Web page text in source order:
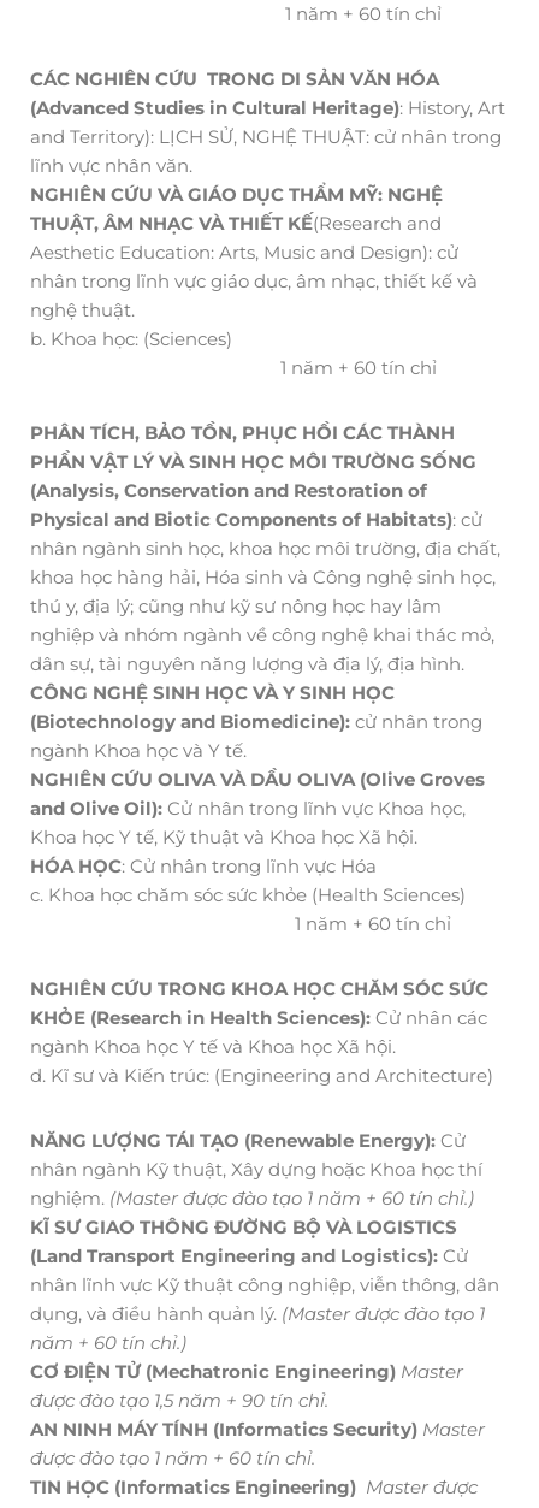
1 năm + 60 tín chỉ
CÁC NGHIÊN CỨU TRONG DI SẢN VĂN HÓA
(Advanced Studies in Cultural Heritage): History, Art
and Territory): LỊCH SỬ, NGHỆ THUẬT: cử nhân trong
lĩnh vực nhân văn.
NGHIÊN CỨU VÀ GIÁO DỤC THẨM MỸ: NGHỆ
THUẬT, ÂM NHẠC VÀ THIẾT KẾ(Research and
Aesthetic Education: Arts, Music and Design): cử
nhân trong lĩnh vực giáo dục, âm nhạc, thiết kế và
nghệ thuật.
b. Khoa học: (Sciences)
1 năm + 60 tín chỉ
PHÂN TÍCH, BẢO TỒN, PHỤC HỒI CÁC THÀNH
PHẦN VẬT LÝ VÀ SINH HỌC MÔI TRƯỜNG SỐNG
(Analysis, Conservation and Restoration of
Physical and Biotic Components of Habitats): cử
nhân ngành sinh học, khoa học môi trường, địa chất,
khoa học hàng hải, Hóa sinh và Công nghệ sinh học,
thú y, địa lý; cũng như kỹ sư nông học hay lâm
nghiệp và nhóm ngành về công nghệ khai thác mỏ,
dân sự, tài nguyên năng lượng và địa lý, địa hình.
CÔNG NGHỆ SINH HỌC VÀ Y SINH HỌC
(Biotechnology and Biomedicine): cử nhân trong
ngành Khoa học và Y tế.
NGHIÊN CỨU OLIVA VÀ DẦU OLIVA (Olive Groves
and Olive Oil): Cử nhân trong lĩnh vực Khoa học,
Khoa học Y tế, Kỹ thuật và Khoa học Xã hội.
HÓA HỌC: Cử nhân trong lĩnh vực Hóa
c. Khoa học chăm sóc sức khỏe (Health Sciences)
1 năm + 60 tín chỉ
NGHIÊN CỨU TRONG KHOA HỌC CHĂM SÓC SỨC
KHỎE (Research in Health Sciences): Cử nhân các
ngành Khoa học Y tế và Khoa học Xã hội.
d. Kĩ sư và Kiến trúc: (Engineering and Architecture)
NĂNG LƯỢNG TÁI TẠO (Renewable Energy): Cử
nhân ngành Kỹ thuật, Xây dựng hoặc Khoa học thí
nghiệm. (Master được đào tạo 1 năm + 60 tín chỉ.)
KĨ SƯ GIAO THÔNG ĐƯỜNG BỘ VÀ LOGISTICS
(Land Transport Engineering and Logistics): Cử
nhân lĩnh vực Kỹ thuật công nghiệp, viễn thông, dân
dụng, và điều hành quản lý. (Master được đào tạo 1
năm + 60 tín chỉ.)
CƠ ĐIỆN TỬ (Mechatronic Engineering) Master
được đào tạo 1,5 năm + 90 tín chỉ.
AN NINH MÁY TÍNH (Informatics Security) Master
được đào tạo 1 năm + 60 tín chỉ.
TIN HỌC (Informatics Engineering) Master được